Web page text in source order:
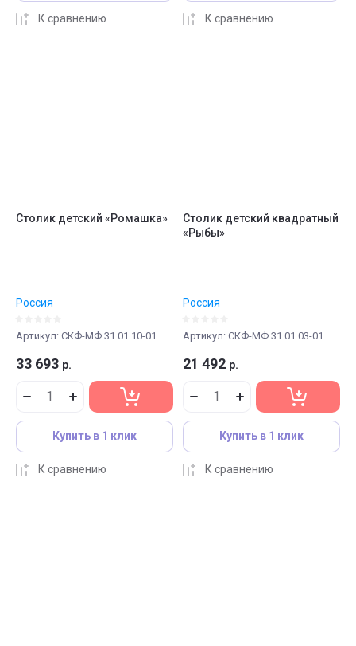
К сравнению К сравнению
Столик детский «Ромашка»
Россия
Артикул: СКФ-МФ 31.01.10-01
33 693 р.
Купить в 1 клик
К сравнению
Столик детский квадратный
«Рыбы»
Россия
Артикул: СКФ-МФ 31.01.03-01
21 492 р.
Купить в 1 клик
К сравнению